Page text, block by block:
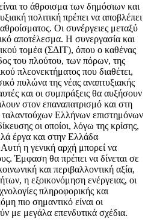
το άθροισμα των δημόσιων και
πολιτική πρέπει να αποβλέπει
Οι συνέργειες μεταξύ
αποτέλεσμα. Η συνεργασία και
τομέα (ΣΔΙΤ), όπου ο καθένας
του πλούτου, των πόρων, της
πλεονεκτήματος που διαθέτει,
πυλώνα της νέας αναπτυξιακής
και οι συμπράξεις θα αυξήσουν
στον επαναπατρισμό και στη
Ελλήνων επιστημόνων
οι οποίοι, λόγω της κρίσης,
έργα και στην Ελλάδα
η γενική αρχή μπορεί να
Έμφαση θα πρέπει να δίνεται σε
και περιβαλλοντική αξία,
η εξοικονόμηση ενέργειας, οι
πληροφορικής και
πιο σημαντικό είναι οι
με μεγάλα επενδυτικά σχέδια.